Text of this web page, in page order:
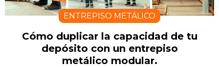
ENTREPISO METÁLICO
Cómo duplicar la capacidad de tu
depósito con un entrepiso
metálico modular.